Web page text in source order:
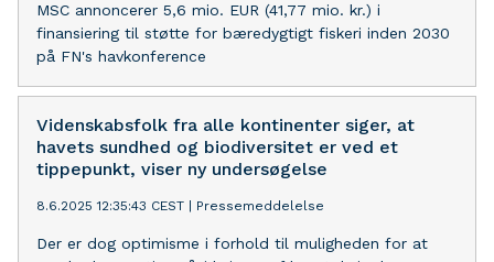
MSC annoncerer 5,6 mio. EUR (41,77 mio. kr.) i
finansiering til støtte for bæredygtigt fiskeri inden 2030
på FN's havkonference
Videnskabsfolk fra alle kontinenter siger, at
havets sundhed og biodiversitet er ved et
tippepunkt, viser ny undersøgelse
8.6.2025 12:35:43 CEST Pressemeddelelse
Der er dog optimisme i forhold til muligheden for at